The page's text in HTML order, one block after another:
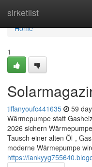
sirketlist
Home
Home
1
tiffanyoufc441635 59
Wärmepumpe statt
2026 sichern
Tausch einer alten Öl-,
moderne Wärmepumpe
https://